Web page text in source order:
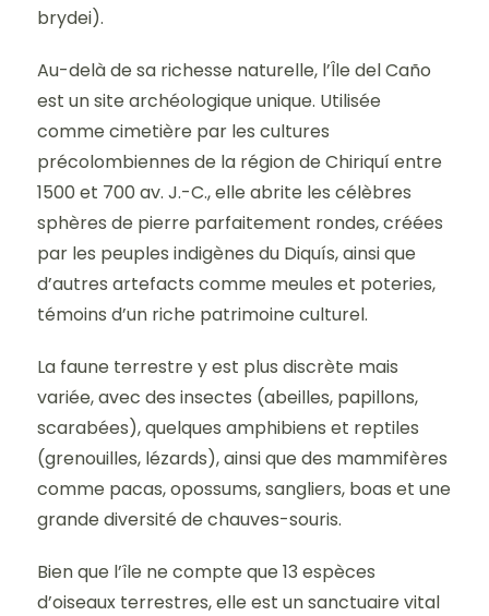
brydei).
Au-delà de sa richesse naturelle, l’Île del Caño
est un site archéologique unique. Utilisée
comme cimetière par les cultures
précolombiennes de la région de Chiriquí entre
1500 et 700 av. J.-C., elle abrite les célèbres
sphères de pierre parfaitement rondes, créées
par les peuples indigènes du Diquís, ainsi que
d’autres artefacts comme meules et poteries,
témoins d’un riche patrimoine culturel.
La faune terrestre y est plus discrète mais
variée, avec des insectes (abeilles, papillons,
scarabées), quelques amphibiens et reptiles
(grenouilles, lézards), ainsi que des mammifères
comme pacas, opossums, sangliers, boas et une
grande diversité de chauves-souris.
Bien que l’île ne compte que 13 espèces
d’oiseaux terrestres, elle est un sanctuaire vital